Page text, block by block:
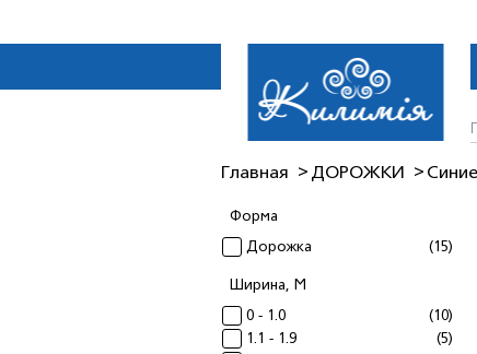
Главная ДОРОЖКИ
Форма
Дорожка (15)
Ширина, М
0 - 1.0
(10)
1.1 - 1.9
(5)